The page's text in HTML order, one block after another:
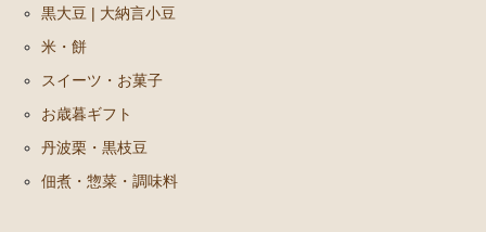
黒大豆 | 大納言小豆
米・餅
スイーツ・お菓子
お歳暮ギフト
丹波栗・黒枝豆
佃煮・惣菜・調味料